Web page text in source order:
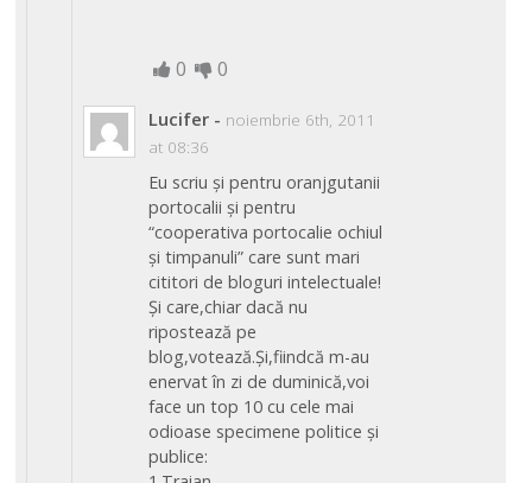
0 0
Lucifer - noiembrie 6th, 2011
at 08:36
Eu scriu și pentru oranjgutanii
portocalii și pentru
“cooperativa portocalie ochiul
și timpanuli” care sunt mari
cititori de bloguri intelectuale!
Și care,chiar dacă nu
ripostează pe
blog,votează.Și,fiindcă m-au
enervat în zi de duminică,voi
face un top 10 cu cele mai
odioase specimene politice și
publice: